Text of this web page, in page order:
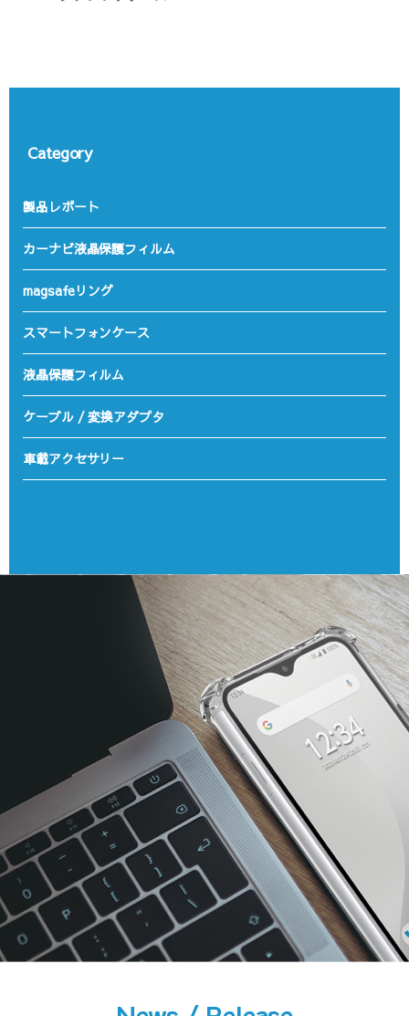
Category
製品レポート
カーナビ液晶保護フィルム
magsafeリング
スマートフォンケース
液晶保護フィルム
ケーブル / 変換アダプタ
車載アクセサリー